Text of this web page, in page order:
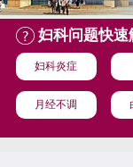
妇科问题快速
妇科炎症
月经不调